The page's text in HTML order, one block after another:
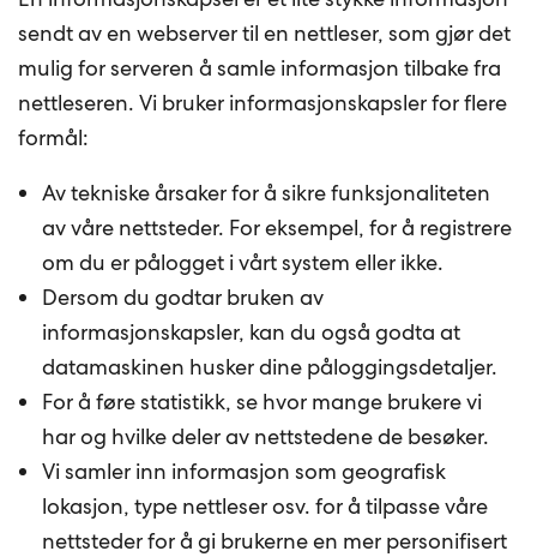
sendt av en webserver til en nettleser, som gjør det
mulig for serveren å samle informasjon tilbake fra
nettleseren. Vi bruker informasjonskapsler for flere
formål:
Av tekniske årsaker for å sikre funksjonaliteten
av våre nettsteder. For eksempel, for å registrere
om du er pålogget i vårt system eller ikke.
Dersom du godtar bruken av
informasjonskapsler, kan du også godta at
datamaskinen husker dine påloggingsdetaljer.
For å føre statistikk, se hvor mange brukere vi
har og hvilke deler av nettstedene de besøker.
Vi samler inn informasjon som geografisk
lokasjon, type nettleser osv. for å tilpasse våre
nettsteder for å gi brukerne en mer personifisert